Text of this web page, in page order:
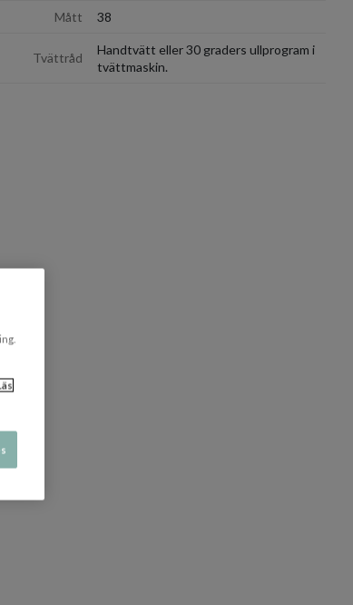
Mått 38
Tvättråd
Handtvätt eller 30 graders ullprogram i
tvättmaskin.